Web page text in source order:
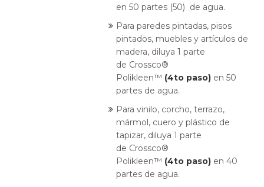
en 50 partes (50) de agua.
Para paredes pintadas, pisos
pintados, muebles y artículos de
madera, diluya 1 parte
de Crossco®
Polikleen™ (4to paso) en 50
partes de agua.
Para vinilo, corcho, terrazo,
mármol, cuero y plástico de
tapizar, diluya 1 parte
de Crossco®
Polikleen™ (4to paso) en 40
partes de agua.